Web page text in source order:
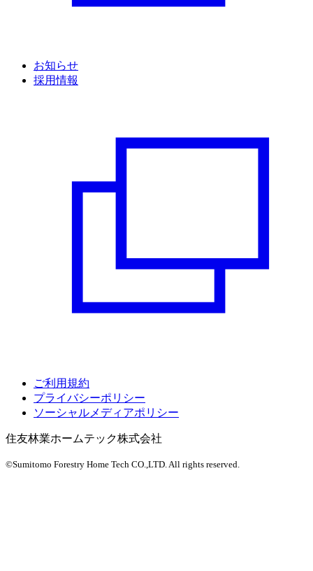
お知らせ
採用情報
ご利用規約
プライバシーポリシー
ソーシャルメディアポリシー
住友林業ホームテック株式会社
©Sumitomo Forestry Home Tech CO.,LTD. All rights reserved.